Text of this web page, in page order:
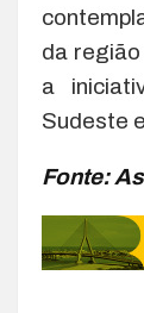
da
a
Sudeste
Fonte: